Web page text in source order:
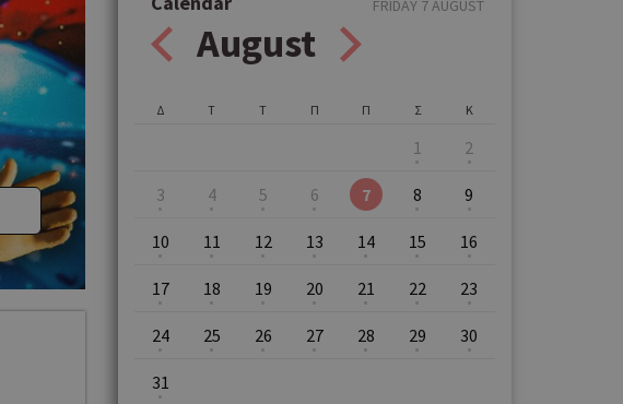
August
FRIDAY 7 AUGUST
Δ Τ Τ Π Π Σ
1
Κ
2
3 4 5 6 7 8 9
10 11 12 13 14 15 16
17 18 19 20 21 22 23
24 25 26 27 28 29 30
31